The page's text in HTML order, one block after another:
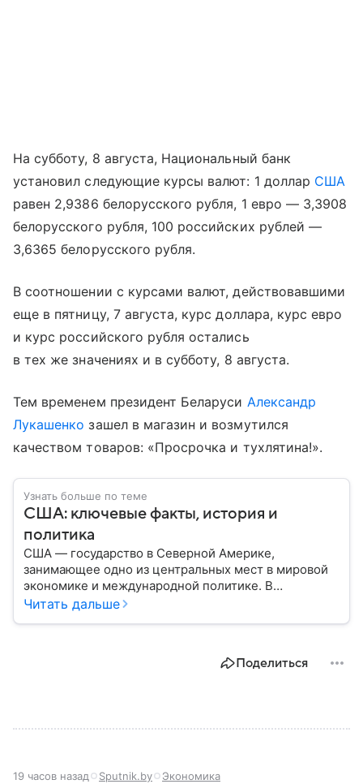
На субботу, 8 августа, Национальный банк
установил следующие курсы валют: 1 доллар США
равен 2,9386 белорусского рубля, 1 евро — 3,3908
белорусского рубля, 100 российских рублей —
3,6365 белорусского рубля.
В соотношении с курсами валют, действовавшими
еще в пятницу, 7 августа, курс доллара, курс евро
и курс российского рубля остались
в тех же значениях и в субботу, 8 августа.
Тем временем президент Беларуси Александр
Лукашенко зашел в магазин и возмутился
качеством товаров: «Просрочка и тухлятина!».
Узнать больше по теме
США: ключевые факты, история и
политика
США — государство в Северной Америке,
занимающее одно из центральных мест в мировой
экономике и международной политике. В
материале — основные сведения об этой стране.
Читать дальше
Поделиться
19 часов назад Sputnik.by Экономика